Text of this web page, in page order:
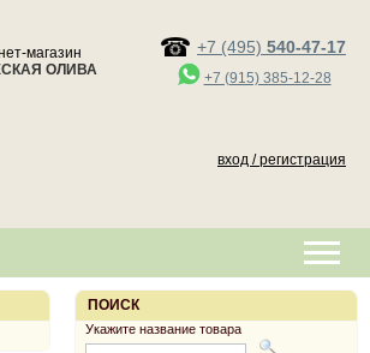
магазин
ОЛИВА
+7 (495) 540-47-17
+7 (915) 385-12-28
вход / регистрация
ПОИСК
Укажите название товара